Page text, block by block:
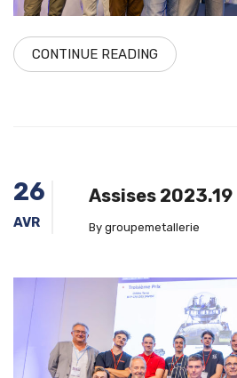
CONTINUE READING
26
AVR
Assises 2023.19
By groupemetallerie